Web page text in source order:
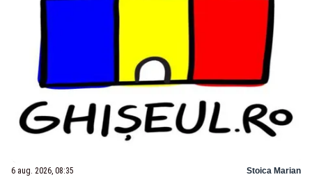
6 aug. 2026, 08:35 Stoica Marian